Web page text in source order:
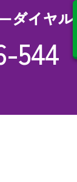
ダイヤル
544